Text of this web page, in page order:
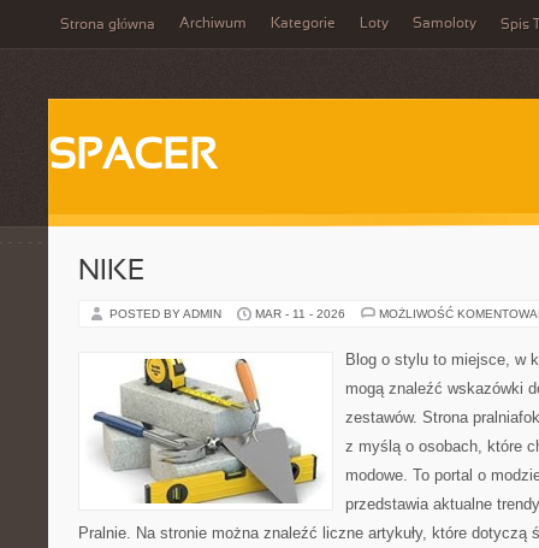
Strona główna Archiwum Kategorie Loty Samoloty Spis
SPACER
NIKE
POSTED BY ADMIN MAR - 11 - 2026 MOŻLIWOŚĆ
Blog o stylu to miejsce, w
mogą znaleźć wskazówki
zestawów. Strona
z myślą o osobach, które
modowe. To portal o
przedstawia aktualne
Pralnie. Na stronie można znaleźć liczne artykuły, które dotyczą